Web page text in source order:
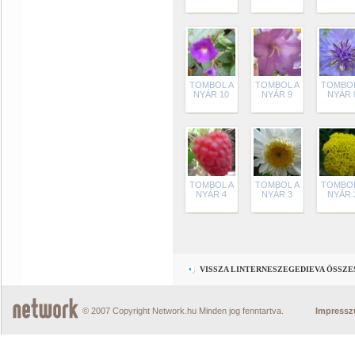
TOMBOL A
NYÁR 10
TOMBOL A
NYÁR 9
NYÁR
TOMBOL A
NYÁR 4
TOMBOL A
NYÁR 3
NYÁR
VISSZA LINTERNESZEGEDIEVA
© 2007 Copyright Network.hu Minden jog fenntartva.